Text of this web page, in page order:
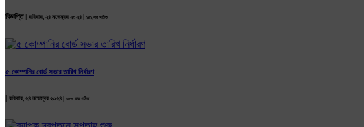
বিজ্ঞপ্তি | রবিবার, ২৪ নভেম্বর ২০২৪ | ২৪২ বার পঠিত
৫ কোম্পানির বোর্ড সভার তারিখ নির্ধারণ
| রবিবার, ২৪ নভেম্বর ২০২৪ | ১৮৮ বার পঠিত